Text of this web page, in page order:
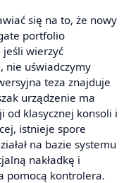
się na to, że nowy
portfolio
jeśli wierzyć
nie uświadczymy
teza znajduje
urządzenie ma
od klasycznej konsoli i
istnieje spore
na bazie systemu
nakładkę i
pomocą kontrolera.